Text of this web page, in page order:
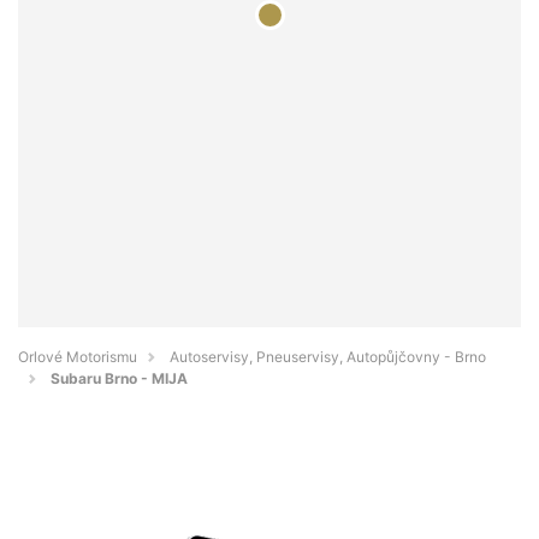
Orlové Motorismu
Autoservisy, Pneuservisy, Autopůjčovny - Brno
Subaru Brno - MIJA